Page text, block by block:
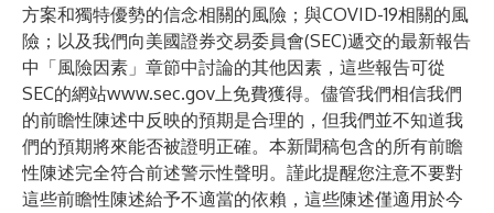
方案和獨特優勢的信念相關的風險；與COVID-19相關的風
險；以及我們向美國證券交易委員會(SEC)遞交的最新報告
中「風險因素」章節中討論的其他因素，這些報告可從
SEC的網站www.sec.gov上免費獲得。儘管我們相信我們
的前瞻性陳述中反映的預期是合理的，但我們並不知道我
們的預期將來能否被證明正確。本新聞稿包含的所有前瞻
性陳述完全符合前述警示性聲明。謹此提醒您注意不要對
這些前瞻性陳述給予不適當的依賴，這些陳述僅適用於今